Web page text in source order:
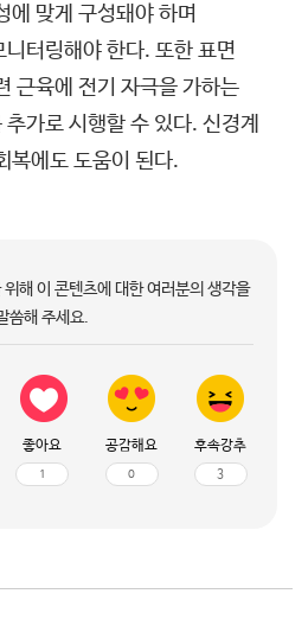
에 맞게 구성돼야 하며
터링해야 한다. 또한 표면
근육에 전기 자극을 가하는
가로 시행할 수 있다. 신경계
복에도 도움이 된다.
해 이 콘텐츠에 대한 여러분의 생각을
씀해 주세요.
좋아요
1
공감해요
0
후속강추
3